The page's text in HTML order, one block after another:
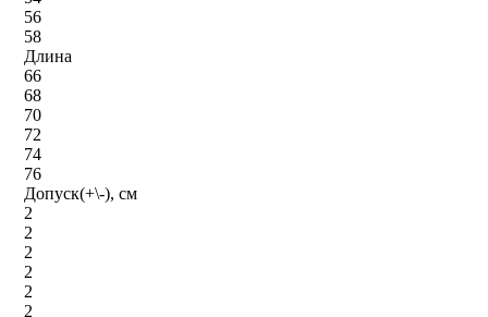
56
58
Длина
66
68
70
72
74
76
Допуск(+\-), см
2
2
2
2
2
2